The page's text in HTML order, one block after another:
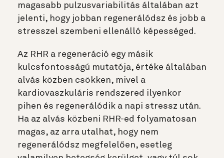
magasabb pulzusvariabilitás általában azt
jelenti, hogy jobban regenerálódsz és jobb a
stresszel szembeni ellenálló képességed.
Az RHR a regeneráció egy másik
kulcsfontosságú mutatója, értéke általában
alvás közben csökken, mivel a
kardiovaszkuláris rendszered ilyenkor
pihen és regenerálódik a napi stressz után.
Ha az alvás közbeni RHR-ed folyamatosan
magas, az arra utalhat, hogy nem
regenerálódsz megfelelően, esetleg